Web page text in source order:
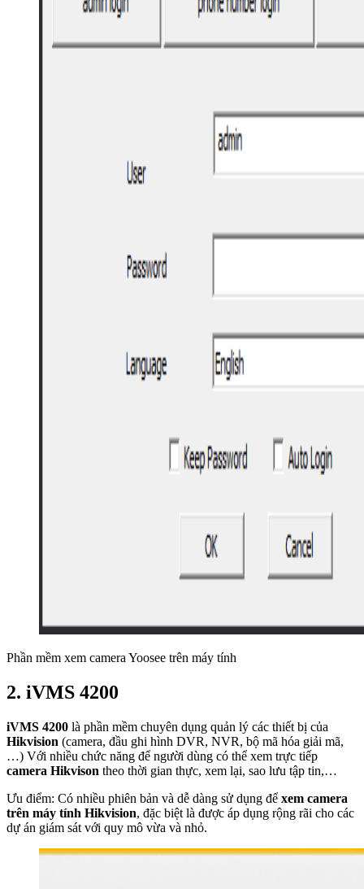
Phần mềm xem camera Yoosee trên máy tính
2. iVMS 4200
iVMS 4200 là phần mềm chuyên dụng quản lý các thiết bị của
Hikvision (camera, đầu ghi hình DVR, NVR, bộ mã hóa giải mã,
…) Với nhiều chức năng để người dùng có thể xem trực tiếp
camera Hikvison theo thời gian thực, xem lại, sao lưu tập tin,…
Ưu điểm: Có nhiều phiên bản và dễ dàng sử dụng để xem camera
trên máy tính Hikvision, đặc biệt là được áp dụng rộng rãi cho các
dự án giám sát với quy mô vừa và nhỏ.